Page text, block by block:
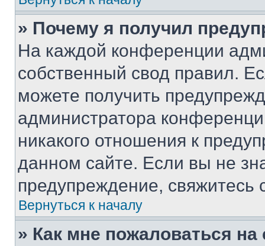
» Почему я получил
На каждой конференции
собственный свод правил.
можете получить
администратора
никакого отношения к
данном сайте. Если вы не
предупреждение,
Вернуться к началу
» Как мне пожаловаться